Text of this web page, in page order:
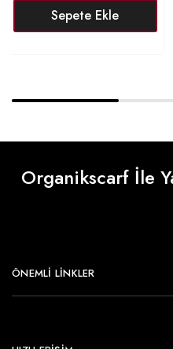
Sepete Ekle
Organikscarf İle
ÖNEMLI LINKLER